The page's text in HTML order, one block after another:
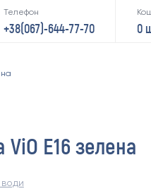
Телефон
+38(067)-644-77-70 0
E16 зелена